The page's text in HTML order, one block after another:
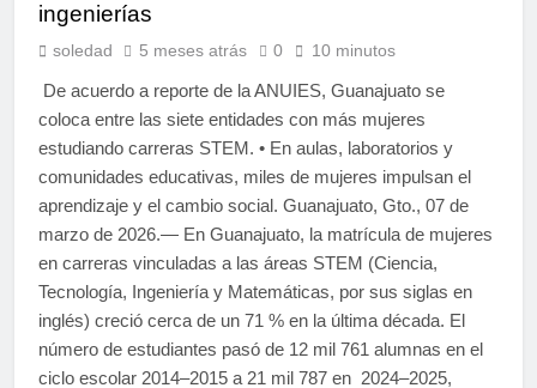
ingenierías
soledad 5 meses atrás 0 10 minutos
De acuerdo a reporte de la ANUIES, Guanajuato se
coloca entre las siete entidades con más mujeres
estudiando carreras STEM. • En aulas, laboratorios y
comunidades educativas, miles de mujeres impulsan el
aprendizaje y el cambio social. Guanajuato, Gto., 07 de
marzo de 2026.— En Guanajuato, la matrícula de mujeres
en carreras vinculadas a las áreas STEM (Ciencia,
Tecnología, Ingeniería y Matemáticas, por sus siglas en
inglés) creció cerca de un 71 % en la última década. El
número de estudiantes pasó de 12 mil 761 alumnas en el
ciclo escolar 2014–2015 a 21 mil 787 en 2024–2025,